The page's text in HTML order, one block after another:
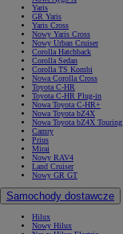
Yaris
GR Yaris
Yaris Cross
Nowy Yaris Cross
Nowy Urban Cruiser
Corolla Hatchback
Corolla Sedan
Corolla TS Kombi
Nowa Corolla Cross
Toyota C-HR
Toyota C-HR Plug-in
Nowa Toyota C-HR+
Nowa Toyota bZ4X
Nowa Toyota bZ4X Touring
Camry
Prius
Mirai
Nowy RAV4
Land Cruiser
Nowy GR GT
Samochody dostawcze
Hilux
Nowy Hilux